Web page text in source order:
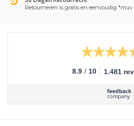
Retourneren is gratis en eenvoudig
8.9 / 10 1.481